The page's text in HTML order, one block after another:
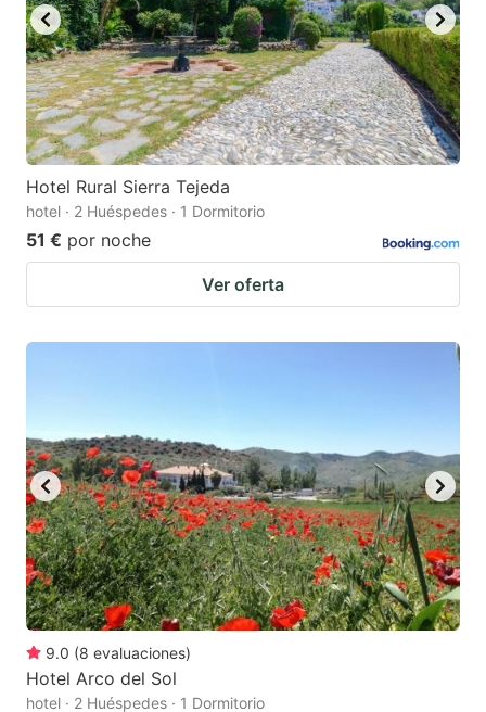
Hotel Rural Sierra Tejeda
hotel · 2 Huéspedes · 1 Dormitorio
51 € por noche
Ver oferta
9.0 (8 evaluaciones)
Hotel Arco del Sol
hotel · 2 Huéspedes · 1 Dormitorio